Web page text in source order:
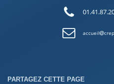
accueil
PARTAGEZ CETTE PAGE